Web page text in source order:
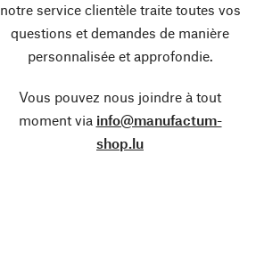
notre service clientèle traite toutes vos
questions et demandes de manière
personnalisée et approfondie.
Vous pouvez nous joindre à tout
moment via info@manufactum-
shop.lu